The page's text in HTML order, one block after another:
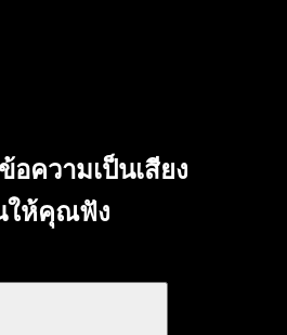
อความเป็นเสียง
ให้คุณฟัง